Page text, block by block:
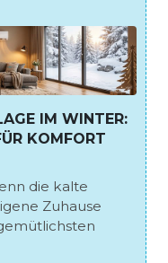
IM WINTER:
KOMFORT
die kalte
Zuhause